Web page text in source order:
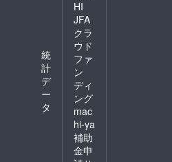
統
計
デ
ー
タ
HI
JFA
クラ
ウド
ファ
ン
ディ
ング
mac
hi-ya
補助
金申